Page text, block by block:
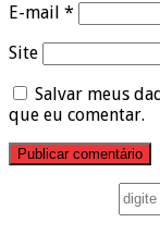
E-mail *
Site
Salvar meus
que eu comentar.